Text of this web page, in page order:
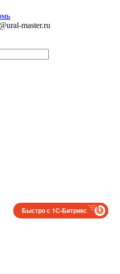
master.ru
Быстро с 1С-Битрикс